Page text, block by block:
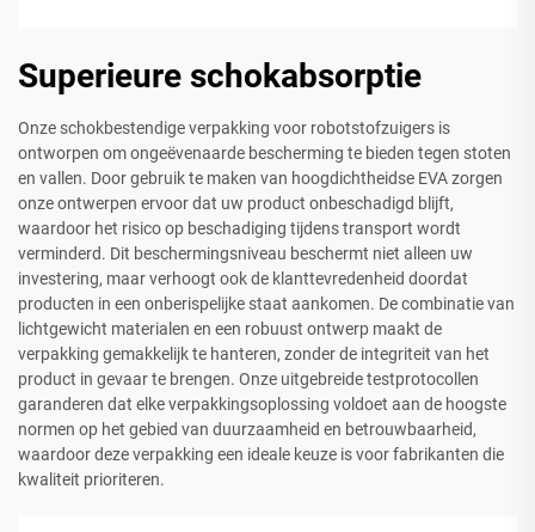
Superieure schokabsorptie
Onze schokbestendige verpakking voor robotstofzuigers is
ontworpen om ongeëvenaarde bescherming te bieden tegen stoten
en vallen. Door gebruik te maken van hoogdichtheidse EVA zorgen
onze ontwerpen ervoor dat uw product onbeschadigd blijft,
waardoor het risico op beschadiging tijdens transport wordt
verminderd. Dit beschermingsniveau beschermt niet alleen uw
investering, maar verhoogt ook de klanttevredenheid doordat
producten in een onberispelijke staat aankomen. De combinatie van
lichtgewicht materialen en een robuust ontwerp maakt de
verpakking gemakkelijk te hanteren, zonder de integriteit van het
product in gevaar te brengen. Onze uitgebreide testprotocollen
garanderen dat elke verpakkingsoplossing voldoet aan de hoogste
normen op het gebied van duurzaamheid en betrouwbaarheid,
waardoor deze verpakking een ideale keuze is voor fabrikanten die
kwaliteit prioriteren.